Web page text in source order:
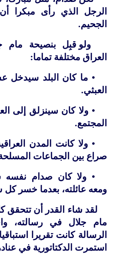
الرجل الذي رأى مبكرا
الجحيم.
ولو قبِل بنصيحة مام
العراق مختلفة تماما:
• ما كان البلد سيدخل
العبثي.
• ولا كان سينزلق إلى
المجتمع.
• ولا كانت المدن
صراع بين الجماعات
• ولا كان صدام نفسه
ومعه عائلته، بعدما خسر
لقد شاء القدر أن تتحقق
مام جلال في رسالته،
الرسالة كانت تقريرا
استمرت الدكتاتورية في